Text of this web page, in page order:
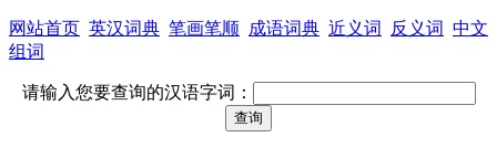
网站首页 英汉词典 笔画笔顺 成语词典 近义词 反义词 中文
组词
请输入您要查询的汉语字词：